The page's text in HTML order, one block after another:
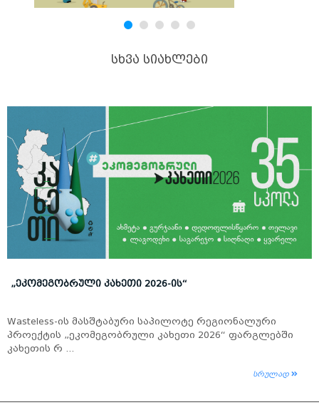
ᲡᲮᲕᲐ ᲡᲘᲐᲮᲚᲔᲑᲘ
„ᲔᲙᲝᲛᲔᲒᲝᲑᲠᲣᲚᲘ ᲙᲐᲮᲔᲗᲘ 2026-ᲘᲡ“
Wasteless-ის მასშტაბური საპილოტე რეგიონალური
პროექტის „ეკომეგობრული კახეთი 2026“ ფარგლებში
კახეთის რ ...
სრულად